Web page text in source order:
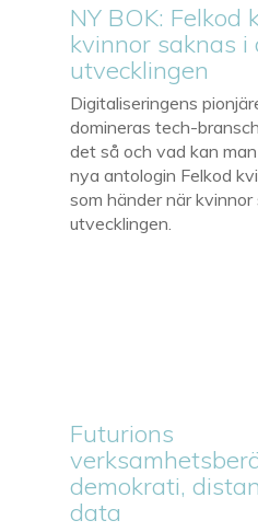
NY BOK: Felkod
kvinnor saknas i
utvecklingen
Digitaliseringens
domineras tech-
det så och vad kan
nya antologin Felkod
som händer när
utvecklingen.
Futurions
demokrati,
data